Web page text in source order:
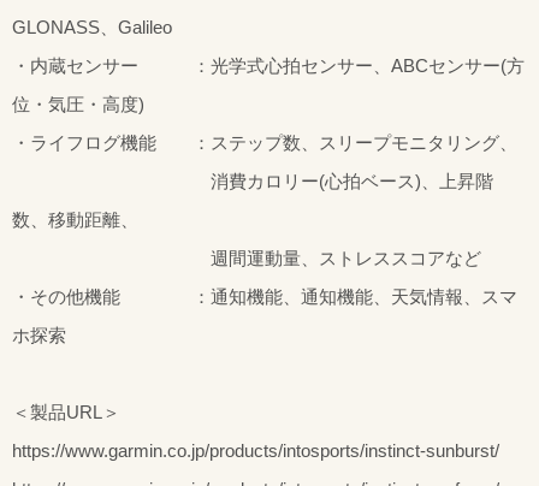
GLONASS、Galileo
・内蔵センサー ：光学式心拍センサー、ABCセンサー(方
位・気圧・高度)
・ライフログ機能 ：ステップ数、スリープモニタリング、
消費カロリー(心拍ベース)、上昇階
数、移動距離、
週間運動量、ストレススコアなど
・その他機能 ：通知機能、通知機能、天気情報、スマ
ホ探索
＜製品URL＞
https://www.garmin.co.jp/products/intosports/instinct-sunburst/